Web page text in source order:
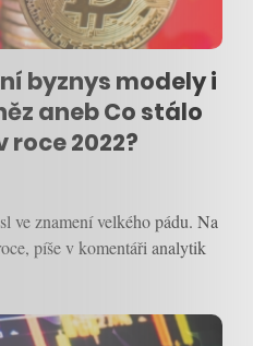
byznys modely i
aneb Co stálo
2022?
ve znamení velkého pádu. Na
píše v komentáři analytik